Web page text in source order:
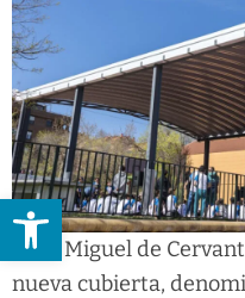
Abrir barra
CEIP Miguel de
nueva cubierta,